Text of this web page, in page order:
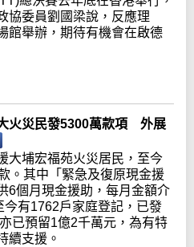
協委員劉國梁說，反應理
館舉辦，期待有機會在啟德
火災民發5300萬款項 外展
大埔宏福苑火災居民，至今
。其中「緊急及復原現金援
6個月現金援助，每月金額介
有1762戶家庭登記，已發
已預留1億2千萬元，為有特
續支援。